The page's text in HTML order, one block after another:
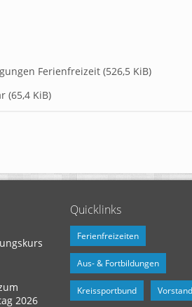
Ferienfreizeit (526,5 KiB)
(65,4 KiB)
2026
Quicklinks
Ferienfreizeiten
Aus- & Fortbildungen
Kreissportbund Vorstand